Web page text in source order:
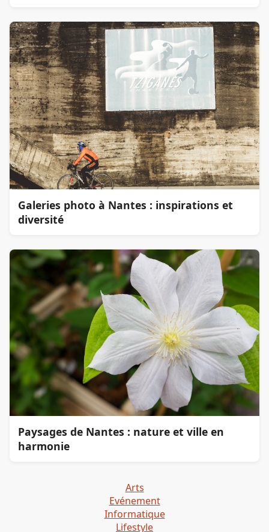
Galeries photo à Nantes : inspirations et
diversité
Paysages de Nantes : nature et ville en
harmonie
Arts
Evénement
Informatique
Lifestyle